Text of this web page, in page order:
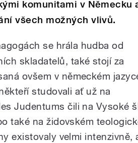
komunitami v Německu
všech možných vlivů.
se hrála hudba od
skladatelů, také stojí za
ovšem v německém
studovali ať už na
Judentums čili na Vysoké
také na židovském
existovaly velmi intenzivně,